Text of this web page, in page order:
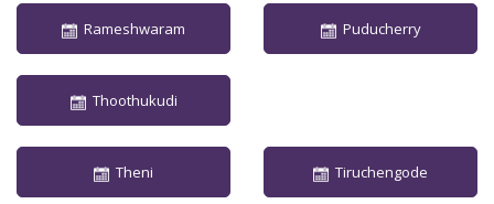
Rameshwaram Puducherry
Thoothukudi
Theni Tiruchengode